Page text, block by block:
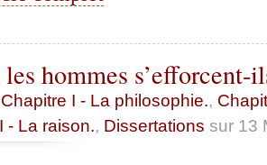
hommes s’efforcent-
Chapitre I - La philosophie.,
- La raison., Dissertations sur 13